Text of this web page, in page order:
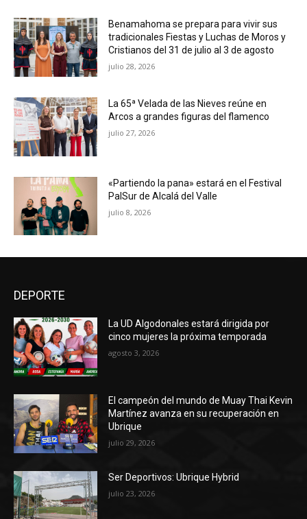
Benamahoma se prepara para vivir sus
tradicionales Fiestas y Luchas de Moros y
Cristianos del 31 de julio al 3 de agosto
julio 28, 2026
La 65ª Velada de las Nieves reúne en
Arcos a grandes figuras del flamenco
julio 27, 2026
«Partiendo la pana» estará en el Festival
PalSur de Alcalá del Valle
julio 8, 2026
DEPORTE
La UD Algodonales estará dirigida por
cinco mujeres la próxima temporada
agosto 3, 2026
El campeón del mundo de Muay Thai Kevin
Martínez avanza en su recuperación en
Ubrique
julio 29, 2026
Ser Deportivos: Ubrique Hybrid
julio 23, 2026